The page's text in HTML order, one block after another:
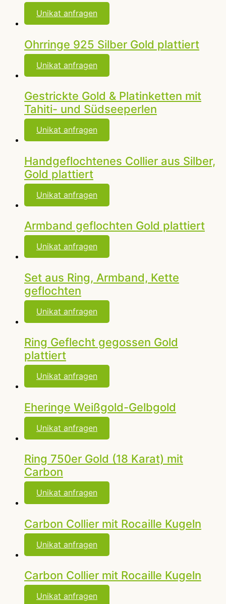
Unikat anfragen
Ohrringe 925 Silber Gold plattiert
Unikat anfragen
Gestrickte Gold & Platinketten mit
Tahiti- und Südseeperlen
Unikat anfragen
Handgeflochtenes Collier aus Silber,
Gold plattiert
Unikat anfragen
Armband geflochten Gold plattiert
Unikat anfragen
Set aus Ring, Armband, Kette
geflochten
Unikat anfragen
Ring Geflecht gegossen Gold
plattiert
Unikat anfragen
Eheringe Weißgold-Gelbgold
Unikat anfragen
Ring 750er Gold (18 Karat) mit
Carbon
Unikat anfragen
Carbon Collier mit Rocaille Kugeln
Unikat anfragen
Carbon Collier mit Rocaille Kugeln
Unikat anfragen